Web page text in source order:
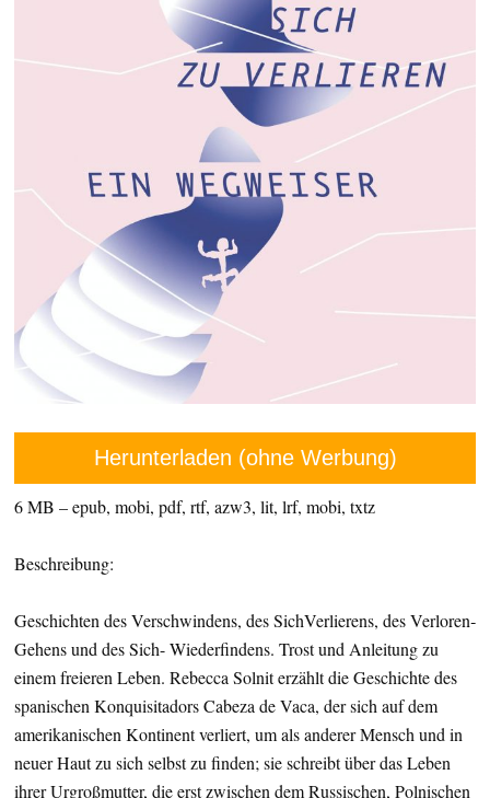
Herunterladen (ohne Werbung)
6 MB – epub, mobi, pdf, rtf, azw3, lit, lrf, mobi, txtz
Beschreibung:
Geschichten des Verschwindens, des Sich­Verlierens, des Verloren­
Gehens und des Sich- Wiederfindens. Trost und Anleitung zu
einem freieren Leben. Rebecca Solnit erzählt die Geschichte des
spanischen Konquisitadors Cabeza de Vaca, der sich auf dem
amerikanischen Kontinent verliert, um als anderer Mensch und in
neuer Haut zu sich selbst zu finden; sie schreibt über das Leben
ihrer Urgroßmutter, die erst zwischen dem Russischen, Polnischen